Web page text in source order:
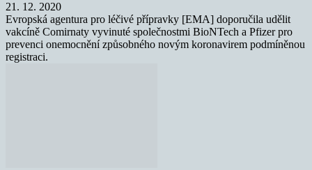
21. 12. 2020
Evropská agentura pro léčivé přípravky [EMA] doporučila udělit
vakcíně Comirnaty vyvinuté společnostmi BioNTech a Pfizer pro
prevenci onemocnění způsobného novým koronavirem podmíněnou
registraci.